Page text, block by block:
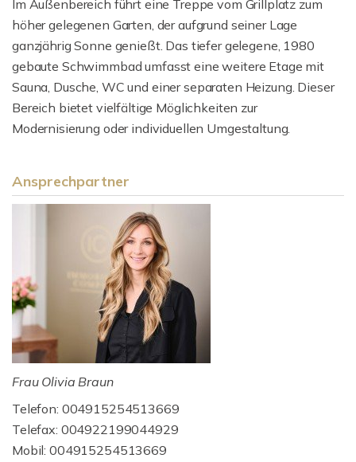
Im Außenbereich führt eine Treppe vom Grillplatz zum
höher gelegenen Garten, der aufgrund seiner Lage
ganzjährig Sonne genießt. Das tiefer gelegene, 1980
gebaute Schwimmbad umfasst eine weitere Etage mit
Sauna, Dusche, WC und einer separaten Heizung. Dieser
Bereich bietet vielfältige Möglichkeiten zur
Modernisierung oder individuellen Umgestaltung.
Ansprechpartner
Frau Olivia Braun
Telefon: 004915254513669
Telefax: 004922199044929
Mobil: 004915254513669